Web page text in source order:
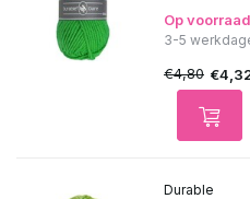
Op voorraad
3-5
€4,80
Durable